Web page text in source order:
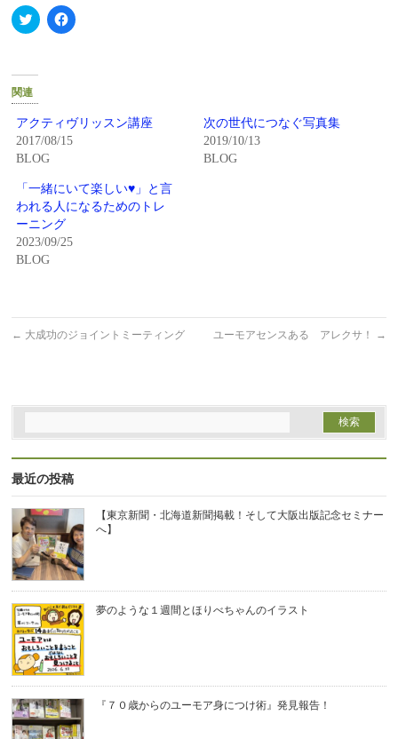
ク
リ
て
共
有
(新
し
い
ウ
ン
ド
ウ
で
開
き
ま
Facebook
で
リ
ッ
ク
だ
さ
い
し
い
で
開
き
関連
アクティヴリッスン講座
2017/08/15
BLOG
次の世代につなぐ写真集
2019/10/13
BLOG
「一緒にいて楽しい♥」と言
われる人になるためのトレ
ーニング
2023/09/25
BLOG
← 大成功のジョイントミーティング ユーモアセンスある アレクサ！ →
最近の投稿
【東京新聞・北海道新聞掲載！そして大阪出版記念セミナー
へ】
夢のような１週間とほりべちゃんのイラスト
『７０歳からのユーモア身につけ術』発見報告！